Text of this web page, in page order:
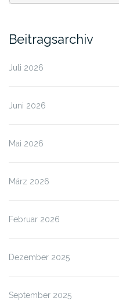
Beitragsarchiv
Juli 2026
Juni 2026
Mai 2026
März 2026
Februar 2026
Dezember 2025
September 2025